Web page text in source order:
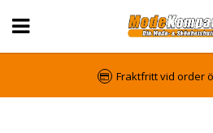
Fraktfritt vid order